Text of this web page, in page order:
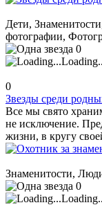
Дети,
фотографии,
0
0
Звезды среди
Все мы свято
не исключение.
жизни, в кругу
Знаменитости,
0